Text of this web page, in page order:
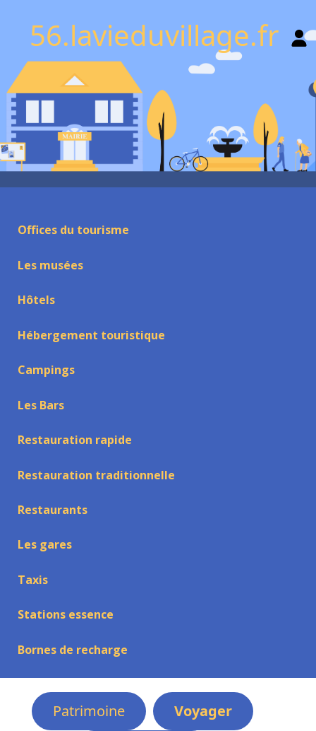
56.lavieduvillage.fr
Offices du tourisme
Les musées
Hôtels
Hébergement touristique
Campings
Les Bars
Restauration rapide
Restauration traditionnelle
Restaurants
Les gares
Taxis
Stations essence
Bornes de recharge
Patrimoine
Voyager